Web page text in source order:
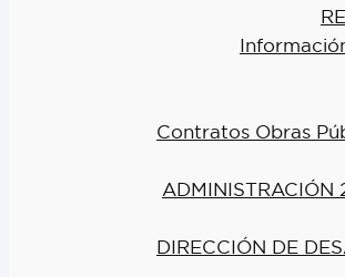
Contratos Obras
DIRECCIÓN DE